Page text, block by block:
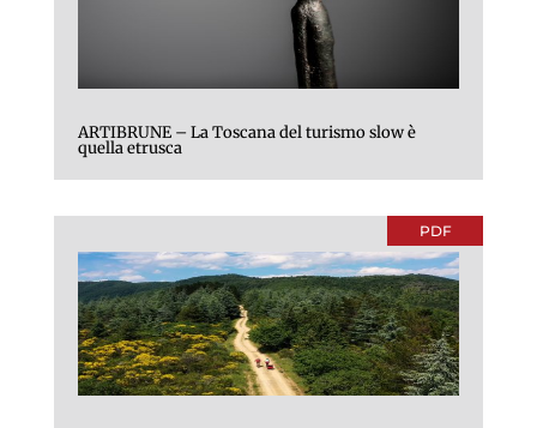
ARTIBRUNE – La Toscana del turismo slow è
quella etrusca
PDF